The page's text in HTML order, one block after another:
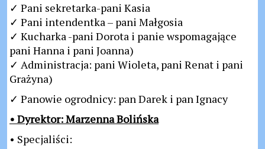
✓ Pani sekretarka-pani Kasia
✓ Pani intendentka – pani Małgosia
✓ Kucharka -pani Dorota i panie wspomagające
pani Hanna i pani Joanna)
✓ Administracja: pani Wioleta, pani Renat i pani
Grażyna)
✓ Panowie ogrodnicy: pan Darek i pan Ignacy
• Dyrektor: Marzenna Bolińska
• Specjaliści: